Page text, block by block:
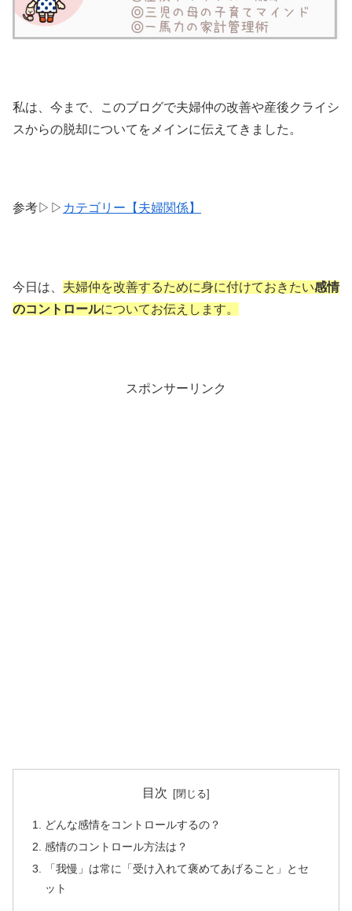
私は、今まで、このブログで夫婦仲の改善や産後クライシ
スからの脱却についてをメインに伝えてきました。
参考▷▷ カテゴリー【夫婦関係】
今日は、 夫婦仲を改善するために身に付けておきたい感情
のコントロールについてお伝えします。
スポンサーリンク
目次
どんな感情をコントロールするの？
感情のコントロール方法は？
「我慢」は常に「受け入れて褒めてあげること」とセ
ット